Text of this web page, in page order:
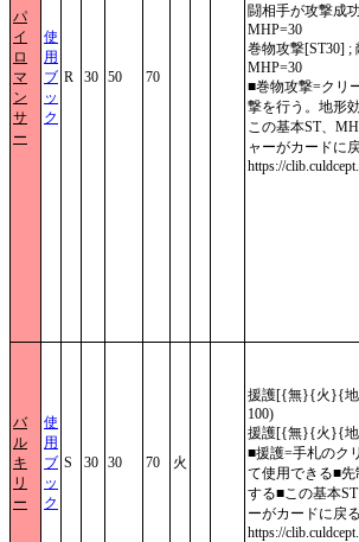
パ
イ
ロ
マ
ン
サ
ー
使
用
ブ
ッ
ク
R 30 50 70
闘相手が攻撃成
MHP=30
巻物攻撃[ST30] ;
MHP=30
■巻物攻撃=クリ
撃を行う。地形
この基本ST、
ャーがカードに
https://
バ
ル
キ
リ
ー
使
用
ブ
ッ
ク
S 30 30 70 火
援護[{無}{火}{地
100)
援護[{無}{火}{地
■援護=手札のク
て使用できる■
する■この基本
ーがカードに戻
https://